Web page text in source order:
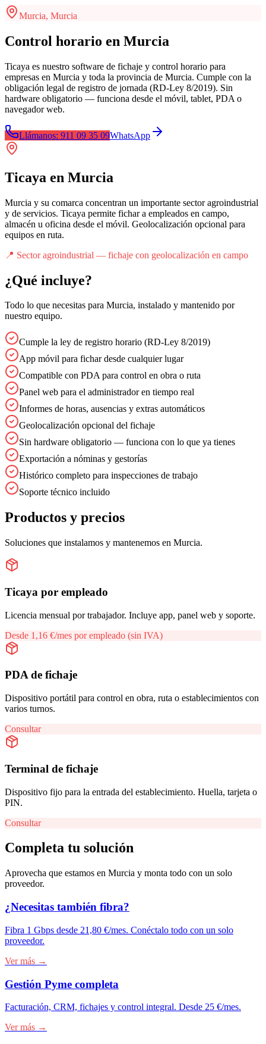
Murcia, Murcia
Control horario en Murcia
Ticaya es nuestro software de fichaje y control horario para
empresas en Murcia y toda la provincia de Murcia. Cumple con la
obligación legal de registro de jornada (RD-Ley 8/2019). Sin
hardware obligatorio — funciona desde el móvil, tablet, PDA o
navegador web.
Llámanos: 911 09 35 09WhatsApp
Ticaya en Murcia
Murcia y su comarca concentran un importante sector agroindustrial
y de servicios. Ticaya permite fichar a empleados en campo,
almacén u oficina desde el móvil. Geolocalización opcional para
equipos en ruta.
📍 Sector agroindustrial — fichaje con geolocalización en campo
¿Qué incluye?
Todo lo que necesitas para Murcia, instalado y mantenido por
nuestro equipo.
Cumple la ley de registro horario (RD-Ley 8/2019)
App móvil para fichar desde cualquier lugar
Compatible con PDA para control en obra o ruta
Panel web para el administrador en tiempo real
Informes de horas, ausencias y extras automáticos
Geolocalización opcional del fichaje
Sin hardware obligatorio — funciona con lo que ya tienes
Exportación a nóminas y gestorías
Histórico completo para inspecciones de trabajo
Soporte técnico incluido
Productos y precios
Soluciones que instalamos y mantenemos en Murcia.
Ticaya por empleado
Licencia mensual por trabajador. Incluye app, panel web y soporte.
Desde 1,16 €/mes por empleado (sin IVA)
PDA de fichaje
Dispositivo portátil para control en obra, ruta o establecimientos con
varios turnos.
Consultar
Terminal de fichaje
Dispositivo fijo para la entrada del establecimiento. Huella, tarjeta o
PIN.
Consultar
Completa tu solución
Aprovecha que estamos en Murcia y monta todo con un solo
proveedor.
¿Necesitas también fibra?
Fibra 1 Gbps desde 21,80 €/mes. Conéctalo todo con un solo
proveedor.
Ver más →
Gestión Pyme completa
Facturación, CRM, fichajes y control integral. Desde 25 €/mes.
Ver más →